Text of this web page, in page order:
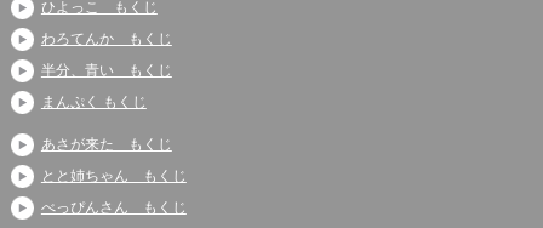
ひよっこ もくじ
わろてんか もくじ
半分、青い もくじ
まんぷく もくじ
あさが来た もくじ
とと姉ちゃん もくじ
べっぴんさん もくじ